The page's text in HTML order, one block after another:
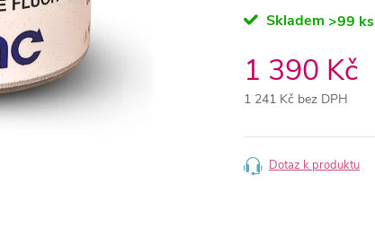
Skladem >99 ks
1 390 Kč
1 241 Kč bez DPH
cena:
Dotaz k produktu